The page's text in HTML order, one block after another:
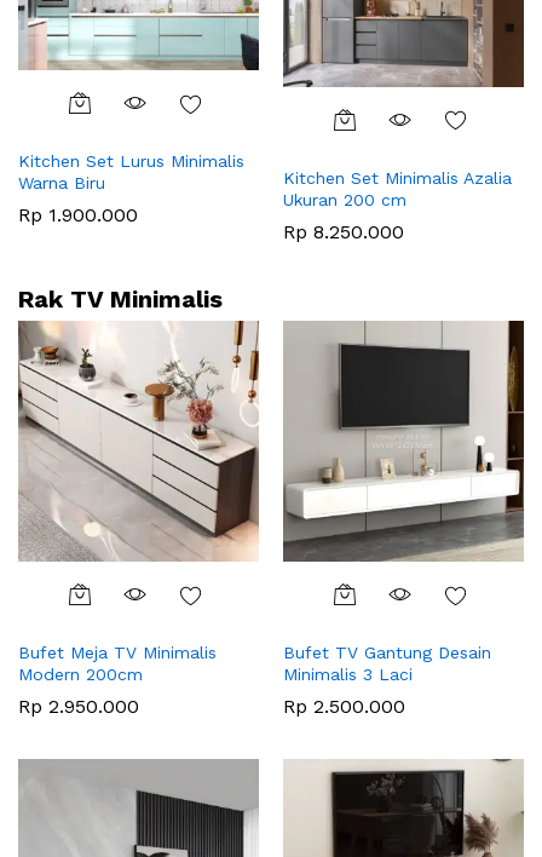
Kitchen Set Lurus Minimalis
Warna Biru
Rp 1.900.000
Kitchen Set Minimalis Azalia
Ukuran 200 cm
Rp 8.250.000
Rak TV Minimalis
Bufet Meja TV Minimalis
Modern 200cm
Rp 2.950.000
Bufet TV Gantung Desain
Minimalis 3 Laci
Rp 2.500.000